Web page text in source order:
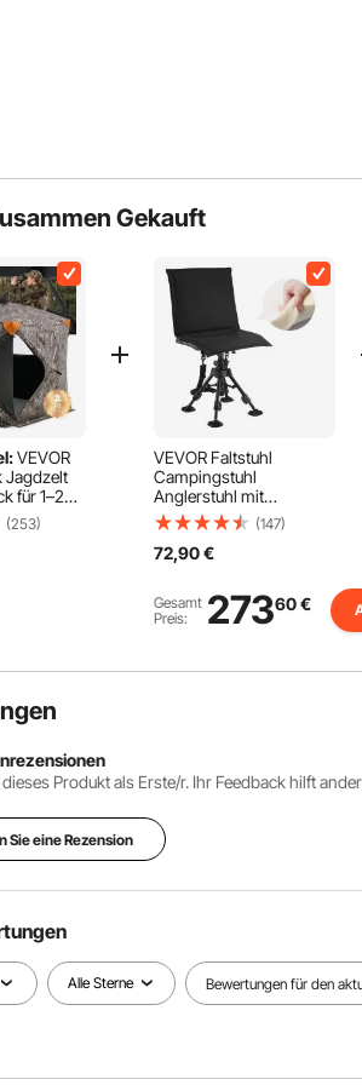
Gekauft
VEVOR
Jagdzelt
für 1–2
Up-
mit
&
(253)
VEVOR Faltstuhl
Campingstuhl
Anglerstuhl mit
Stahlrahmen & Sitzbezug
& Drehfüßen,
höhenverstellbarer
(158 kg belastbar) 360°
geräuschlos drehbar, für
Picknick Outdoor
(147)
72,90€
Gesamt
Preis:
27360€
dieses Produkt als Erste/r. Ihr Feedback hilft
Sie eine Rezension
Alle Sterne Bewertungen für den